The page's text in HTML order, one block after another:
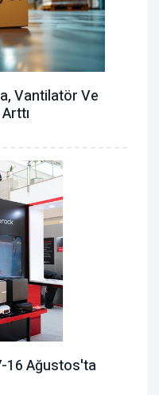
Vantilatör ‎ve
16 Ağustos'ta